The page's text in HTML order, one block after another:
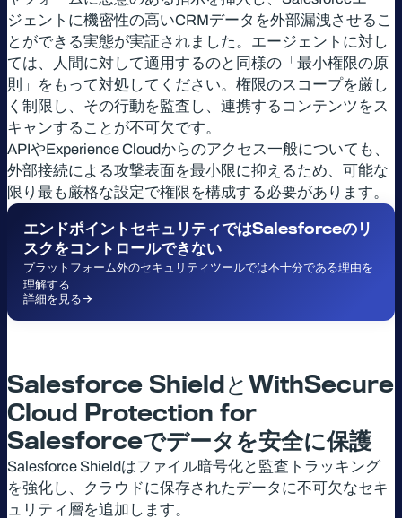
ジェントに機密性の高いCRMデータを外部漏洩させるこ
とができる実態が実証されました。エージェントに対し
ては、人間に対して適用するのと同様の「最小権限の原
則」をもって対処してください。権限のスコープを厳し
く制限し、その行動を監査し、連携するコンテンツをス
キャンすることが不可欠です。
APIやExperience Cloudからのアクセス一般についても、
外部接続による攻撃表面を最小限に抑えるため、可能な
限り最も厳格な設定で権限を構成する必要があります。
エンドポイントセキュリティではSalesforceのリ
スクをコントロールできない
プラットフォーム外のセキュリティツールでは不十分である理由を
理解する
詳細を見る
Salesforce ShieldとWithSecure
Cloud Protection for
Salesforceでデータを安全に保護
Salesforce Shieldはファイル暗号化と監査トラッキング
を強化し、クラウドに保存されたデータに不可欠なセキ
ュリティ層を追加します。